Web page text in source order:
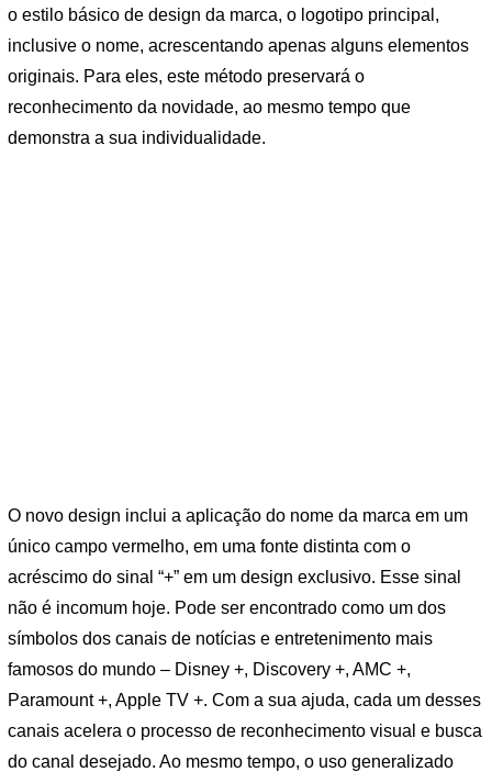
o estilo básico de design da marca, o logotipo principal,
inclusive o nome, acrescentando apenas alguns elementos
originais. Para eles, este método preservará o
reconhecimento da novidade, ao mesmo tempo que
demonstra a sua individualidade.
O novo design inclui a aplicação do nome da marca em um
único campo vermelho, em uma fonte distinta com o
acréscimo do sinal “+” em um design exclusivo. Esse sinal
não é incomum hoje. Pode ser encontrado como um dos
símbolos dos canais de notícias e entretenimento mais
famosos do mundo – Disney +, Discovery +, AMC +,
Paramount +, Apple TV +. Com a sua ajuda, cada um desses
canais acelera o processo de reconhecimento visual e busca
do canal desejado. Ao mesmo tempo, o uso generalizado